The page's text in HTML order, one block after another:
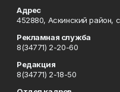
Адрес
452880, Аскинский район,
Рекламная служба
8(34771) 2-20-60
Редакция
8(34771) 2-18-50